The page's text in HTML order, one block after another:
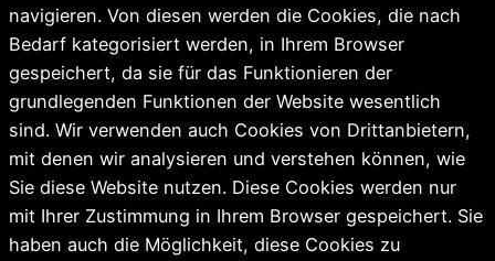
navigieren. Von diesen werden die Cookies, die nach
Bedarf kategorisiert werden, in Ihrem Browser
gespeichert, da sie für das Funktionieren der
grundlegenden Funktionen der Website wesentlich
sind. Wir verwenden auch Cookies von Drittanbietern,
mit denen wir analysieren und verstehen können, wie
Sie diese Website nutzen. Diese Cookies werden nur
mit Ihrer Zustimmung in Ihrem Browser gespeichert. Sie
haben auch die Möglichkeit, diese Cookies zu